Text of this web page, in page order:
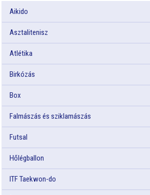
Aikido
Asztalitenisz
Atlétika
Birkózás
Box
Falmászás és sziklamászás
Futsal
Hőlégballon
ITF Taekwon-do